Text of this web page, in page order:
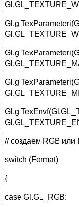
// создаем RGB или
switch (Format)
{
case Gl.GL_RGB: